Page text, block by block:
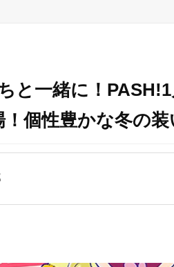
と一緒に！
個性豊かな冬の装